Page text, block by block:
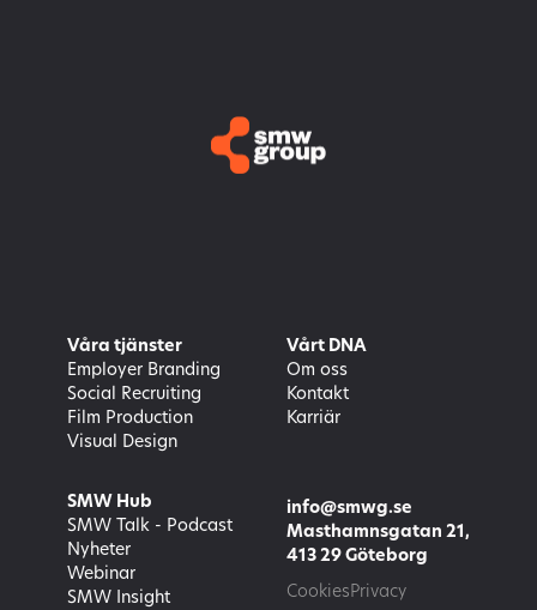
Våra tjänster
Employer Branding
Social Recruiting
Film Production
Visual Design
Vårt DNA
Om oss
Kontakt
Karriär
SMW Hub
SMW Talk - Podcast
Nyheter
Webinar
SMW Insight
info@smwg.se
Masthamnsgatan 21,
413 29 Göteborg
CookiesPrivacy